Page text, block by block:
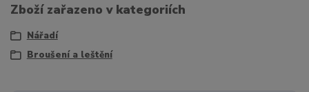
Zboží zařazeno v kategoriích
Nářadí
Broušení a leštění